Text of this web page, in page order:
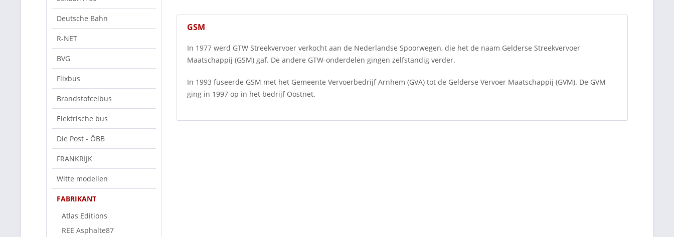
Deutsche Bahn
R-NET
BVG
Flixbus
Brandstofcelbus
Elektrische bus
Die Post - ÖBB
FRANKRIJK
Witte modellen
FABRIKANT
Atlas Editions
REE Asphalte87
GSM
In 1977 werd GTW Streekvervoer verkocht aan de Nederlandse Spoorwegen, die het de naam Gelderse Streekvervoer
Maatschappij (GSM) gaf. De andere GTW-onderdelen gingen zelfstandig verder.
In 1993 fuseerde GSM met het Gemeente Vervoerbedrijf Arnhem (GVA) tot de Gelderse Vervoer Maatschappij (GVM). De GVM
ging in 1997 op in het bedrijf Oostnet.